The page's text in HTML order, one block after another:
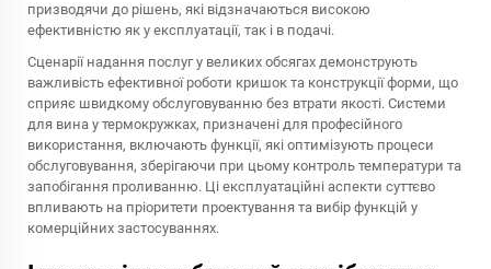
призводячи до рішень, які відзначаються високою
ефективністю як у експлуатації, так і в подачі.
Сценарії надання послуг у великих обсягах демонструють
важливість ефективної роботи кришок та конструкції форми, що
сприяє швидкому обслуговуванню без втрати якості. Системи
для вина у термокружках, призначені для професійного
використання, включають функції, які оптимізують процеси
обслуговування, зберігаючи при цьому контроль температури та
запобігання проливанню. Ці експлуатаційні аспекти суттєво
впливають на пріоритети проектування та вибір функцій у
комерційних застосуваннях.